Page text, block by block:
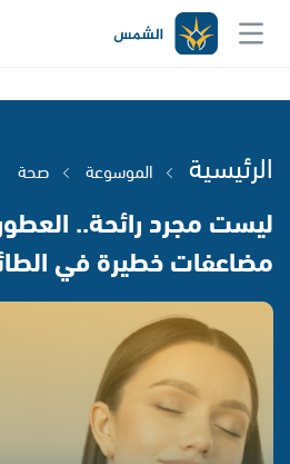
الرئيسية الموسوعة صحة
ليست مجرد رائحة..
مضاعفات خطيرة في